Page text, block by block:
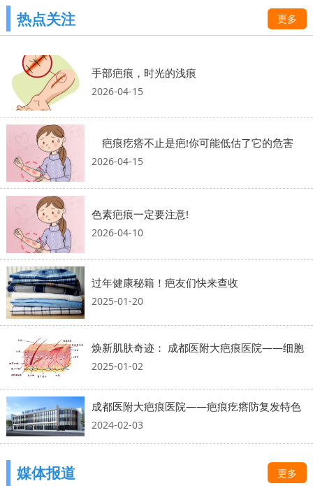
热点关注 更多
手部疤痕，时光的浅痕
2026-04-15
疤痕疙瘩不止是疤!你可能低估了它的危害
2026-04-15
色素疤痕一定要注意!
2026-04-10
过年健康秘籍！疤友们快来查收
2025-01-20
焕新肌肤奇迹： 成都医附大疤痕医院——细胞
2025-01-02
成都医附大疤痕医院——疤痕疙瘩防复发特色
2024-02-03
媒体报道 更多